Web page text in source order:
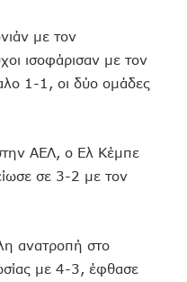
με τον
ισοφάρισαν με τον
1-1, οι δύο ομάδες
ΑΕΛ, ο Ελ Κέμπε
σε 3-2 με τον
ανατροπή στο
με 4-3, έφθασε